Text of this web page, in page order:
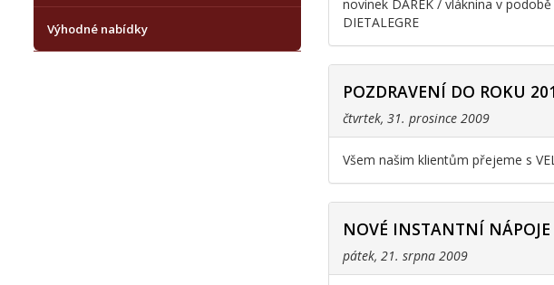
Výhodné nabídky
novinek DÁREK / vláknina v
DIETALEGRE
POZDRAVENÍ DO ROKU
čtvrtek, 31. prosince 2009
Všem našim klientům přejeme s
NOVÉ INSTANTNÍ NÁPOJE
pátek, 21. srpna 2009